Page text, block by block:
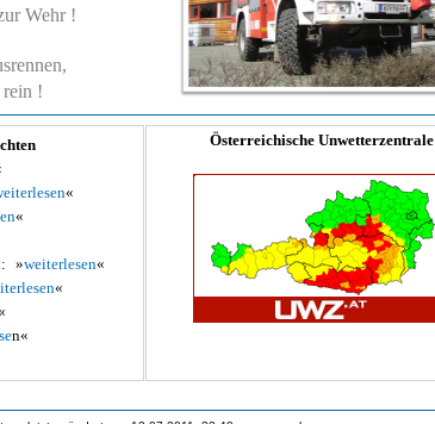
Wehr !
!
«
«
»weiterlesen«
«
n«
Österreichische Unwetterzentrale